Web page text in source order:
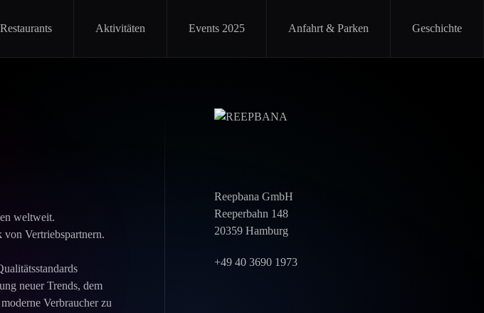
Restaurants Aktivitäten Events 2025 Anfahrt & Parken Geschichte
weltweit.
Vertriebspartnern.
neuer Trends, dem
Verbraucher zu
Reepbana GmbH
Reeperbahn 148
20359 Hamburg
+49 40 3690 1973